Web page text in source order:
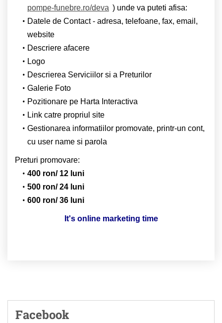
pompe-funebre.ro/deva ) unde va puteti afisa:
Datele de Contact - adresa, telefoane, fax, email,
website
Descriere afacere
Logo
Descrierea Serviciilor si a Preturilor
Galerie Foto
Pozitionare pe Harta Interactiva
Link catre propriul site
Gestionarea informatiilor promovate, printr-un cont,
cu user name si parola
Preturi promovare:
400 ron/ 12 luni
500 ron/ 24 luni
600 ron/ 36 luni
It's online marketing time
Facebook